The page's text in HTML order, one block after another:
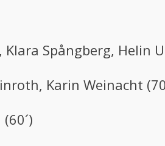
Spångberg, Helin
Karin Weinacht